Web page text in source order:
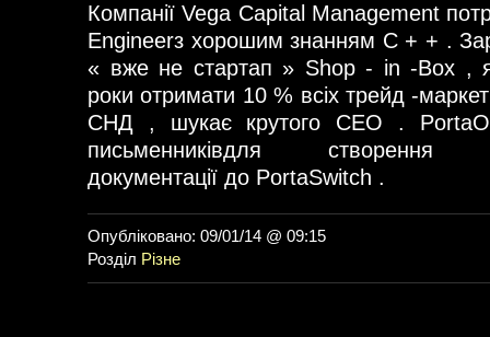
Компанії Vega Capital Management
Engineerз хорошим знанням C + + .
« вже не стартап » Shop - in -Box ,
роки отримати 10 % всіх трейд -
СНД , шукає крутого СЕО .
письменниківдля створення
документації до PortaSwitch .
Опубліковано: 09/01/14 @ 09:15
Розділ Різне